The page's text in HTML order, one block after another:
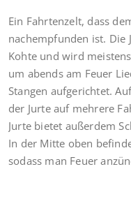
Ein Fahrtenzelt, dass
nachempfunden ist. Die
Kohte und wird
um abends am Feuer
Stangen aufgerichtet.
der Jurte auf mehrere
Jurte bietet außerdem
In der Mitte oben
sodass man Feuer